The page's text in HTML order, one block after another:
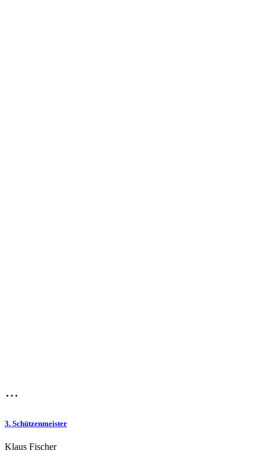
3. Schützenmeister
Klaus Fischer